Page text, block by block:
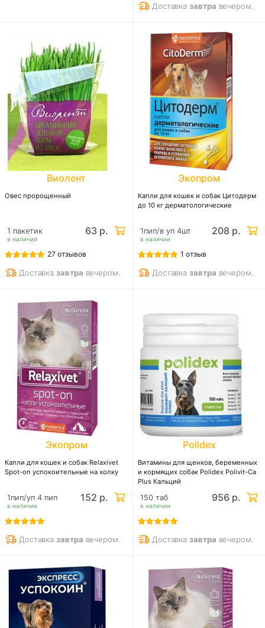
Доставказавтра вечером.
Виолент
Овес пророщенный
в наличии
1 пакетик 63 р.
27 отзывов
Доставказавтра вечером.
Экопром
Капли для кошек и собак Цитодерм
до 10 кг дерматологические
в наличии
1пип/в уп 4шт 208 р.
1 отзыв
Доставказавтра вечером.
Экопром
Капли для кошек и собак Relaxivet
Spot-on успокоительные на холку
в наличии
1пип/уп 4 пип 152 р.
Доставказавтра вечером.
Polidex
Витамины для щенков, беременных
и кормящих собак Polidex Polivit-Ca
Plus Кальций
в наличии
150 таб 956 р.
Доставказавтра вечером.